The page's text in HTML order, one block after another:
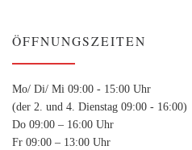
ÖFFNUNGSZEITEN
Mo/ Di/ Mi 09:00 - 15:00 Uhr
(der 2. und 4. Dienstag 09:00 - 16:00)
Do 09:00 – 16:00 Uhr
Fr 09:00 – 13:00 Uhr